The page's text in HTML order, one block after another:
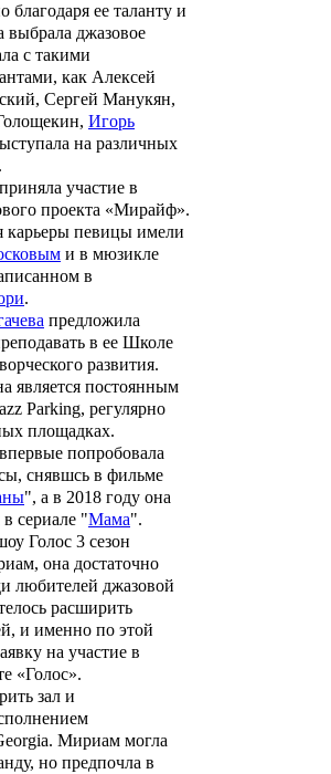
благодаря ее таланту и
выбрала джазовое
с такими
как Алексей
Сергей Манукян,
Игорь
на различных
участие в
проекта «Мирайф».
карьеры певицы имели
и в мюзикле
в
.
предложила
в ее Школе
развития.
является постоянным
Parking, регулярно
площадках.
попробовала
снявшсь в фильме
", а в 2018 году она
сериале "Мама".
Голос 3 сезон
она достаточно
любителей джазовой
расширить
и именно по этой
на участие в
«Голос».
зал и
Мириам могла
но предпочла в